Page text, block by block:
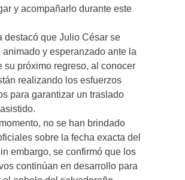
y acompañarlo durante este
destacó que Julio César se
animado y esperanzado ante la
su próximo regreso, al conocer
realizando los esfuerzos
para garantizar un traslado
no se han brindado
sobre la fecha exacta del
embargo, se confirmó que los
continúan en desarrollo para